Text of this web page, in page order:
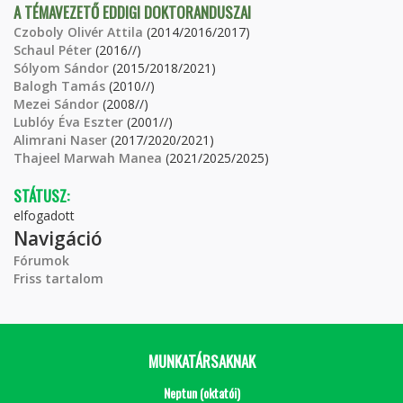
A TÉMAVEZETŐ EDDIGI DOKTORANDUSZAI
Czoboly Olivér Attila (2014/2016/2017)
Schaul Péter (2016//)
Sólyom Sándor (2015/2018/2021)
Balogh Tamás (2010//)
Mezei Sándor (2008//)
Lublóy Éva Eszter (2001//)
Alimrani Naser (2017/2020/2021)
Thajeel Marwah Manea (2021/2025/2025)
STÁTUSZ:
elfogadott
Navigáció
Fórumok
Friss tartalom
MUNKATÁRSAKNAK
Neptun (oktatói)